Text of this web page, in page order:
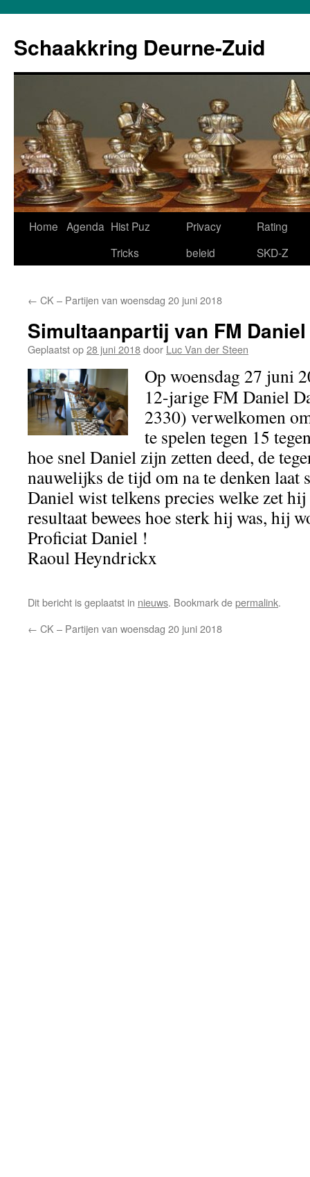
Schaakkring Deurne-Zuid
Ga
inhoud
Home Agenda Hist Puz
Tricks
Privacy
beleid
Rating
SKD-Z
← CK – Partijen van woensdag 20 juni 2018
Simultaanpartij van FM
Geplaatst op28 juni 2018door Luc Van der Steen
Op woensdag 27 juni
12-jarige FM Daniel
2330) verwelkomen
te spelen tegen 15
hoe snel Daniel zijn zetten deed, de
nauwelijks de tijd om na te denken laat
Daniel wist telkens precies welke zet
resultaat bewees hoe sterk hij was, hij
Proficiat Daniel !
Raoul Heyndrickx
Dit bericht is geplaatst in nieuws. Bookmark depermalink.
← CK – Partijen van woensdag 20 juni 2018